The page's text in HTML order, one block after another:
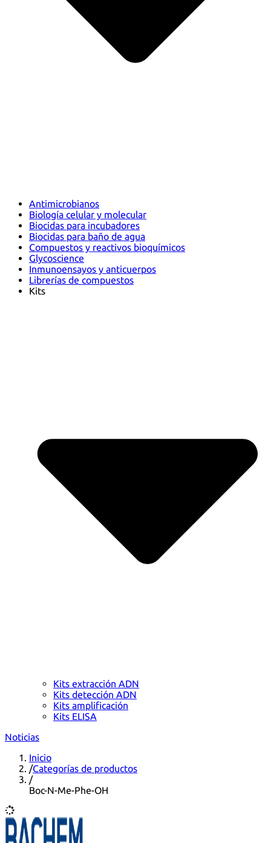
Antimicrobianos
Biología celular y molecular
Biocidas para incubadores
Biocidas para baño de agua
Compuestos y reactivos bioquímicos
Glycoscience
Inmunoensayos y anticuerpos
Librerías de compuestos
Kits
Kits extracción ADN
Kits detección ADN
Kits amplificación
Kits ELISA
Noticias
Inicio
/Categorías de productos
/
Boc-N-Me-Phe-OH